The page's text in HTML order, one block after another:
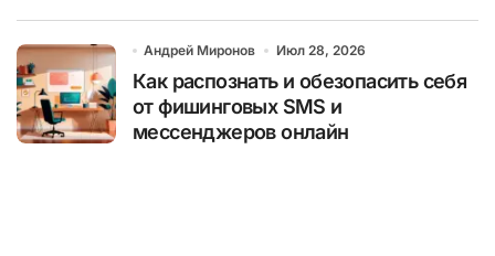
Андрей Миронов Июл 28, 2026
Как распознать и обезопасить себя
от фишинговых SMS и
мессенджеров онлайн